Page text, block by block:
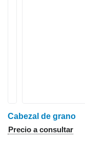
Cabezal de grano
Precio a consultar